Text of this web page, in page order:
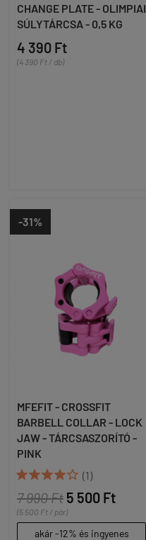
CHANGE PLATE - OLIMPIAI
SÚLYTÁRCSA - 0,5 KG
4 390 Ft
(4 390 Ft / db)
-31%
MFEFIT - CROSSFIT
BARBELL COLLAR - LOCK
JAW - TÁRCSASZORÍTÓ -
PINK
 (1)
7 990 Ft 5 500 Ft
(5 500 Ft / pár)
akár -12% és ingyenes